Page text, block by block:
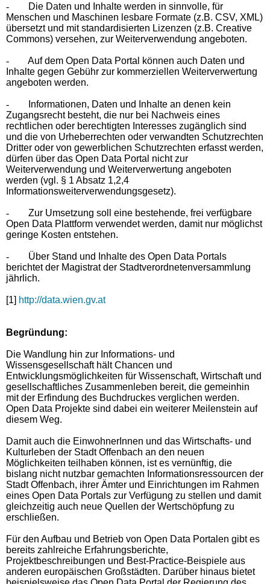
-
Die Daten und Inhalte werden in sinnvolle, für
Menschen und Maschinen lesbare Formate (z.B. CSV, XML)
übersetzt und mit standardisierten Lizenzen (z.B. Creative
Commons) versehen, zur Weiterverwendung angeboten.
-
Auf dem Open Data Portal können auch Daten und
Inhalte gegen Gebühr zur kommerziellen Weiterverwertung
angeboten werden.
-
Informationen, Daten und Inhalte an denen kein
Zugangsrecht besteht, die nur bei Nachweis eines
rechtlichen oder berechtigten Interesses zugänglich sind
und die von Urheberrechten oder verwandten Schutzrechten
Dritter oder von gewerblichen Schutzrechten erfasst werden,
dürfen über das Open Data Portal nicht zur
Weiterverwendung und Weiterverwertung angeboten
werden (vgl. § 1 Absatz 1,2,4
Informationsweiterverwendungsgesetz).
-
Zur Umsetzung soll eine bestehende, frei verfügbare
Open Data Plattform verwendet werden, damit nur möglichst
geringe Kosten entstehen.
-
Über Stand und Inhalte des Open Data Portals
berichtet der Magistrat der Stadtverordnetenversammlung
jährlich.
[1] http://data.wien.gv.at
Begründung:
Die Wandlung hin zur Informations- und
Wissensgesellschaft hält Chancen und
Entwicklungsmöglichkeiten für Wissenschaft, Wirtschaft und
gesellschaftliches Zusammenleben bereit, die gemeinhin
mit der Erfindung des Buchdruckes verglichen werden.
Open Data Projekte sind dabei ein weiterer Meilenstein auf
diesem Weg.
Damit auch die EinwohnerInnen und das Wirtschafts- und
Kulturleben der Stadt Offenbach an den neuen
Möglichkeiten teilhaben können, ist es vernünftig, die
bislang nicht nutzbar gemachten Informationsressourcen der
Stadt Offenbach, ihrer Ämter und Einrichtungen im Rahmen
eines Open Data Portals zur Verfügung zu stellen und damit
gleichzeitig auch neue Quellen der Wertschöpfung zu
erschließen.
Für den Aufbau und Betrieb von Open Data Portalen gibt es
bereits zahlreiche Erfahrungsberichte,
Projektbeschreibungen und Best-Practice-Beispiele aus
anderen europäischen Großstädten. Darüber hinaus bietet